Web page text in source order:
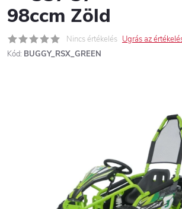
98ccm Zöld
Nincs értékelés Ugrás az
Kód: BUGGY_RSX_GREEN